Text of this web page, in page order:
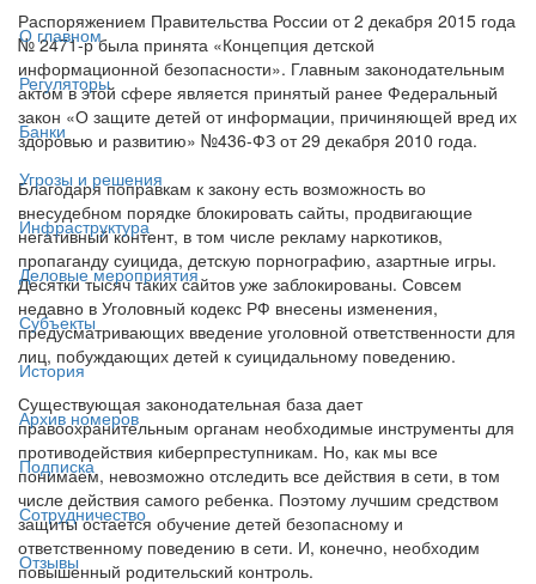
О главном
Регуляторы
Банки
Угрозы и решения
Инфраструктура
Деловые мероприятия
Субъекты
История
Архив номеров
Подписка
Сотрудничество
Отзывы
Распоряжением Правительства России от 2 декабря 2015 года
№ 2471-р была принята «Концепция детской
информационной безопасности». Главным законодательным
актом в этой сфере является принятый ранее Федеральный
закон «О защите детей от информации, причиняющей вред их
здоровью и развитию» №436-ФЗ от 29 декабря 2010 года.
Благодаря поправкам к закону есть возможность во
внесудебном порядке блокировать сайты, продвигающие
негативный контент, в том числе рекламу наркотиков,
пропаганду суицида, детскую порнографию, азартные игры.
Десятки тысяч таких сайтов уже заблокированы. Совсем
недавно в Уголовный кодекс РФ внесены изменения,
предусматривающих введение уголовной ответственности для
лиц, побуждающих детей к суицидальному поведению.
Существующая законодательная база дает
правоохранительным органам необходимые инструменты для
противодействия киберпреступникам. Но, как мы все
понимаем, невозможно отследить все действия в сети, в том
числе действия самого ребенка. Поэтому лучшим средством
защиты остается обучение детей безопасному и
ответственному поведению в сети. И, конечно, необходим
повышенный родительский контроль.